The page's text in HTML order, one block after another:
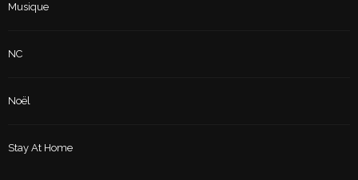
Musique
NC
Noël
Stay At Home